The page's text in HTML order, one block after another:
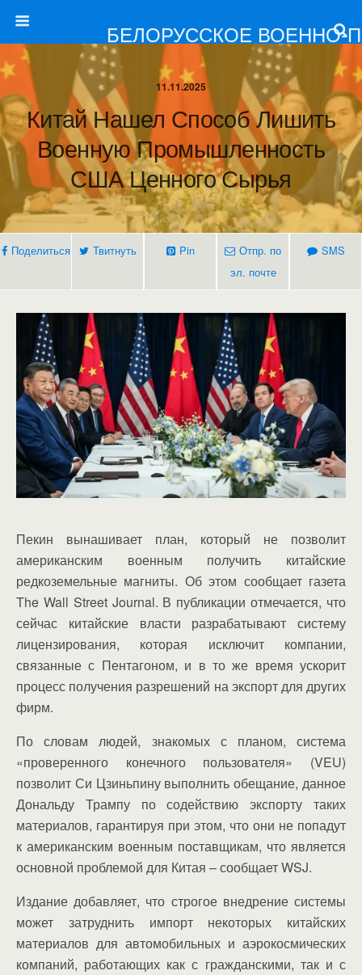
БЕЛОРУССКОЕ ВОЕННО-
11.11.2025
Китай Нашел Способ Лишить
Военную Промышленность
США Ценного Сырья
Поделиться Твитнуть Pin
Отпр. по
эл. почте
SMS
Пекин вынашивает план, который не позволит
американским военным получить китайские
редкоземельные магниты. Об этом сообщает газета
The Wall Street Journal. В публикации отмечается, что
сейчас китайские власти разрабатывают систему
лицензирования, которая исключит компании,
связанные с Пентагоном, и в то же время ускорит
процесс получения разрешений на экспорт для других
фирм.
По словам людей, знакомых с планом, система
«проверенного конечного пользователя» (VEU)
позволит Си Цзиньпину выполнить обещание, данное
Дональду Трампу по содействию экспорту таких
материалов, гарантируя при этом, что они не попадут
к американским военным поставщикам, что является
основной проблемой для Китая – сообщает WSJ.
Издание добавляет, что строгое внедрение системы
может затруднить импорт некоторых китайских
материалов для автомобильных и аэрокосмических
компаний, работающих как с гражданскими, так и с